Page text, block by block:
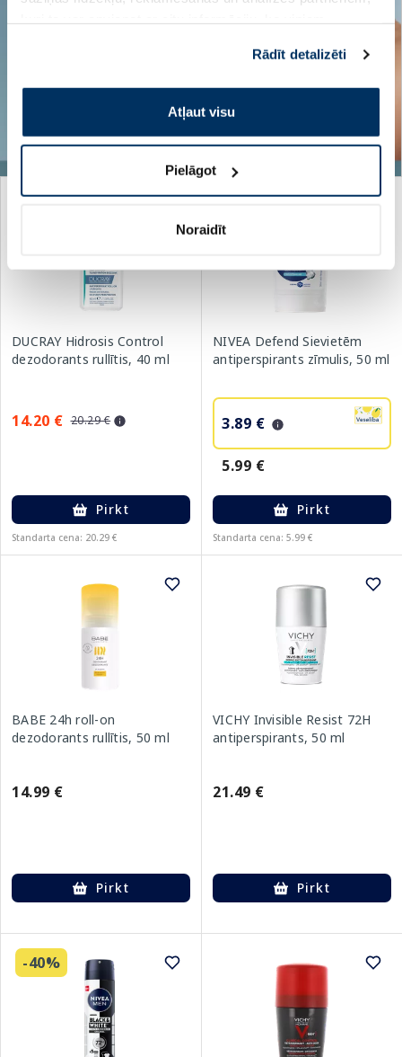
pakalpojumus. Ja piekrītat šo papildu sīkdatņu
izmantošanai, lūdzu, atzīmējiet savu izvēli:
Rādīt detalizēti
Atļaut visu
Pielāgot
Noraidīt
DUCRAY Hidrosis Control
dezodorants rullītis, 40 ml
14.20 € 20.29 €
Pirkt
Standarta cena: 20.29 €
NIVEA Defend Sievietēm
antiperspirants zīmulis, 50 ml
3.89 €
5.99 €
Pirkt
Standarta cena: 5.99 €
BABE 24h roll-on
dezodorants rullītis, 50 ml
14.99 €
Pirkt
VICHY Invisible Resist 72H
antiperspirants, 50 ml
21.49 €
Pirkt
-40%